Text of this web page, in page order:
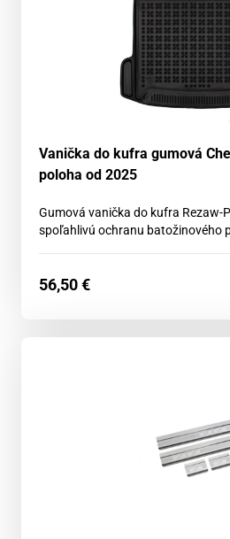
Vanička do kufra gumová
poloha od 2025
Gumová vanička do kufra Rezaw-
spoľahlivú ochranu batožinového
56,50€